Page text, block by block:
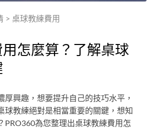
> 桌球教練費用
怎麼算？了解桌球
厚興趣，想要提升自己的技巧水平，
球教練絕對是相當重要的關鍵，想知
PRO360為您整理出桌球教練費用怎